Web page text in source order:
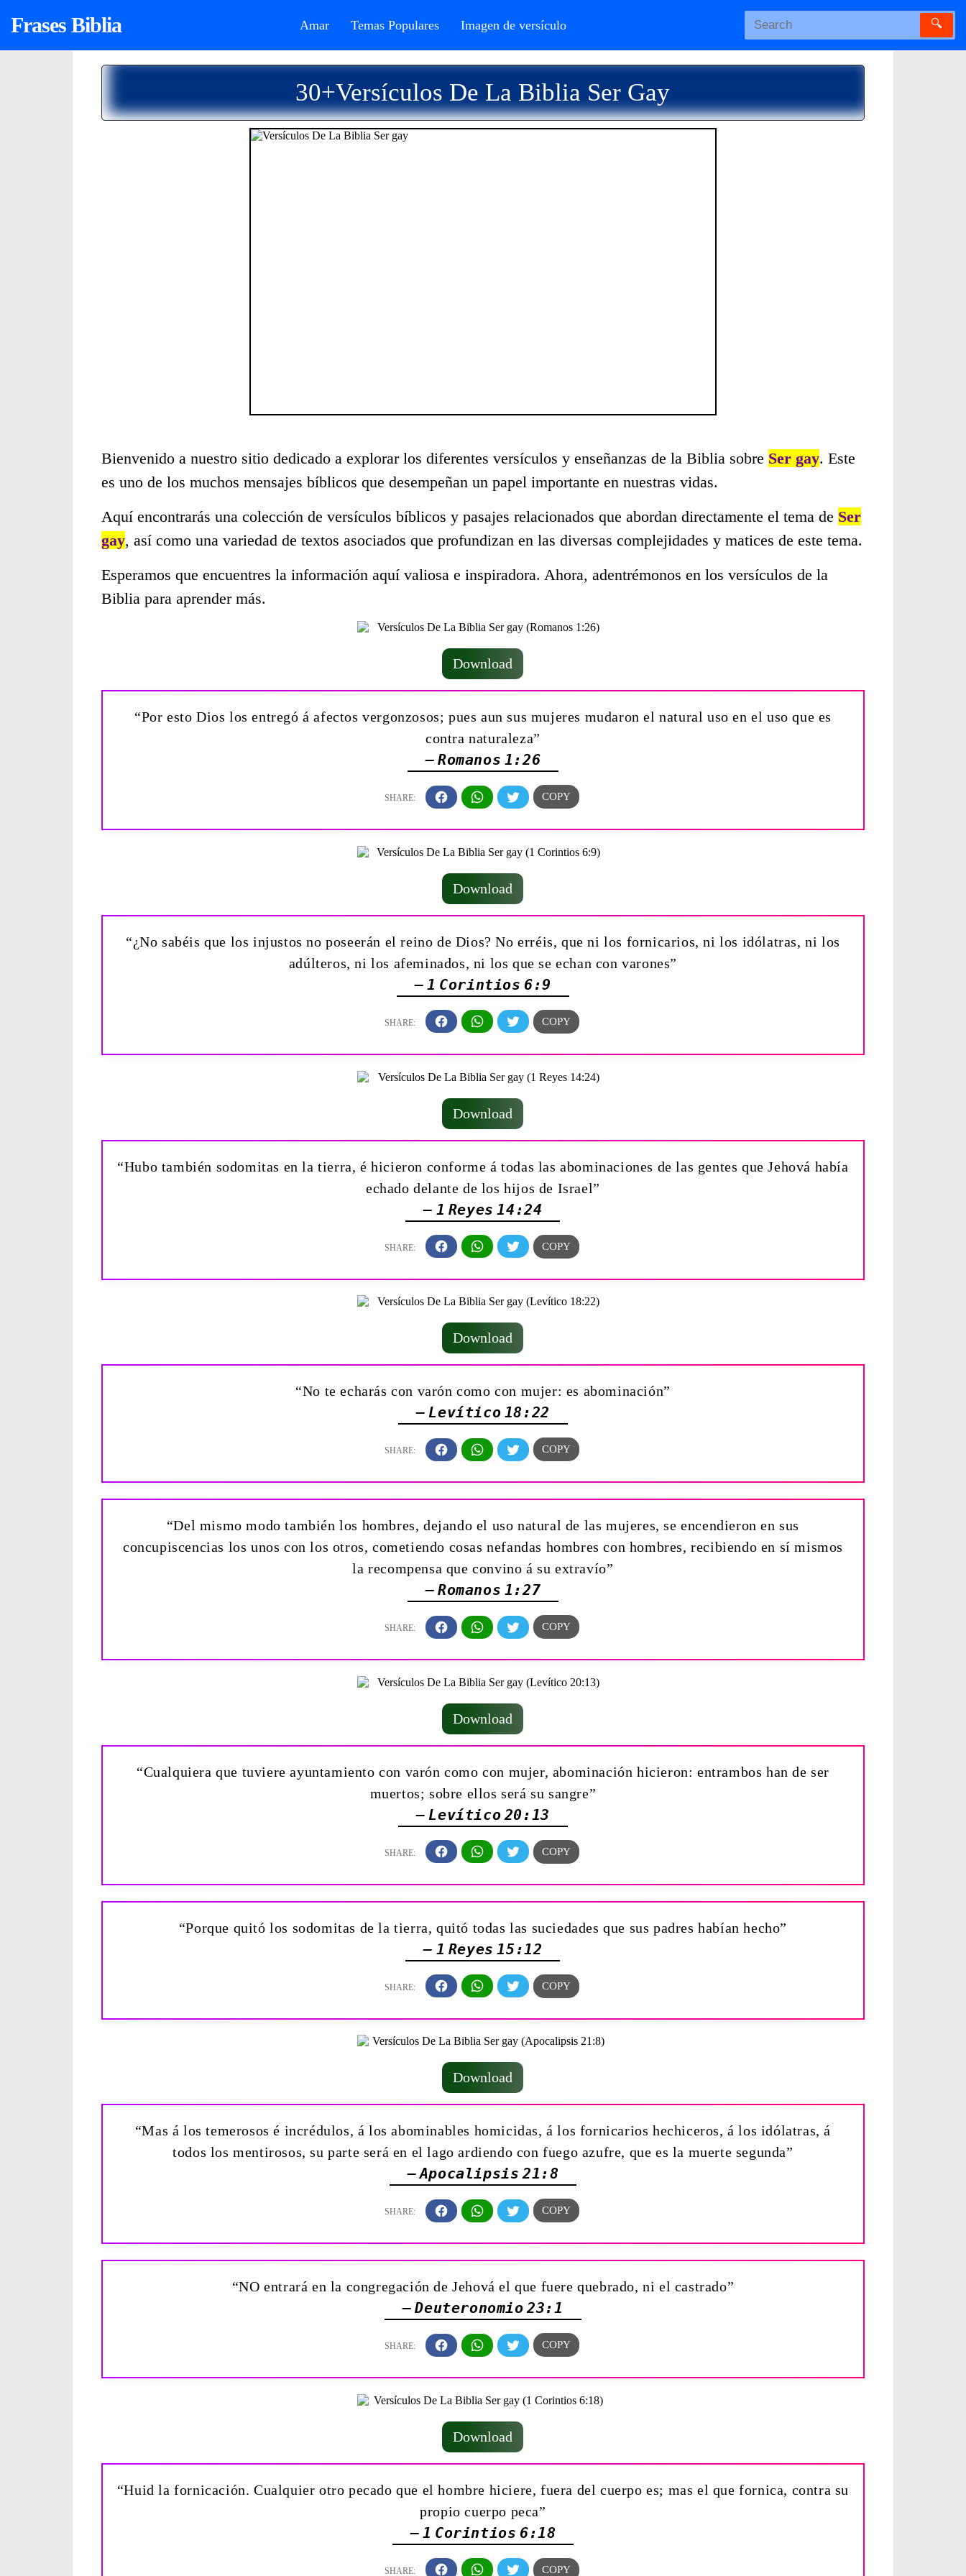
Frases Biblia Amar Temas Populares Imagen de versículo 🔍
30+Versículos De La Biblia Ser Gay
Bienvenido a nuestro sitio dedicado a explorar los diferentes versículos y enseñanzas de la Biblia sobre Ser gay. Este
es uno de los muchos mensajes bíblicos que desempeñan un papel importante en nuestras vidas.
Aquí encontrarás una colección de versículos bíblicos y pasajes relacionados que abordan directamente el tema de Ser
gay, así como una variedad de textos asociados que profundizan en las diversas complejidades y matices de este tema.
Esperamos que encuentres la información aquí valiosa e inspiradora. Ahora, adentrémonos en los versículos de la
Biblia para aprender más.
Download
“Por esto Dios los entregó á afectos vergonzosos; pues aun sus mujeres mudaron el natural uso en el uso que es
contra naturaleza”
— Romanos 1:26
Download
“¿No sabéis que los injustos no poseerán el reino de Dios? No erréis, que ni los fornicarios, ni los idólatras, ni los
adúlteros, ni los afeminados, ni los que se echan con varones”
— 1 Corintios 6:9
Download
“Hubo también sodomitas en la tierra, é hicieron conforme á todas las abominaciones de las gentes que Jehová había
echado delante de los hijos de Israel”
— 1 Reyes 14:24
Download
“No te echarás con varón como con mujer: es abominación”
— Levítico 18:22
“Del mismo modo también los hombres, dejando el uso natural de las mujeres, se encendieron en sus
concupiscencias los unos con los otros, cometiendo cosas nefandas hombres con hombres, recibiendo en sí mismos
la recompensa que convino á su extravío”
— Romanos 1:27
Download
“Cualquiera que tuviere ayuntamiento con varón como con mujer, abominación hicieron: entrambos han de ser
muertos; sobre ellos será su sangre”
— Levítico 20:13
“Porque quitó los sodomitas de la tierra, quitó todas las suciedades que sus padres habían hecho”
— 1 Reyes 15:12
Download
“Mas á los temerosos é incrédulos, á los abominables homicidas, á los fornicarios hechiceros, á los idólatras, á
todos los mentirosos, su parte será en el lago ardiendo con fuego azufre, que es la muerte segunda”
— Apocalipsis 21:8
“NO entrará en la congregación de Jehová el que fuere quebrado, ni el castrado”
— Deuteronomio 23:1
Download
“Huid la fornicación. Cualquier otro pecado que el hombre hiciere, fuera del cuerpo es; mas el que fornica, contra su
propio cuerpo peca”
— 1 Corintios 6:18